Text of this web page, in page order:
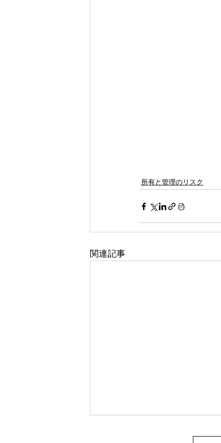
所有と管理のリスク
関連記事